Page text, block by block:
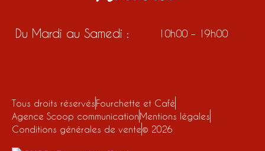
Du Mardi au Samedi : 10h00 – 19h00
Tous droits réservésFourchette et Café
Agence Scoop communicationMentions légales
Conditions générales de vente© 2026